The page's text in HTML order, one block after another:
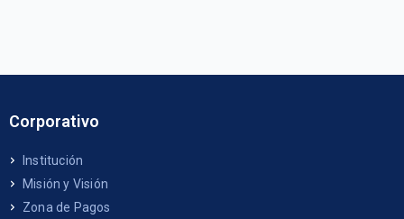
Corporativo
Institución
Misión y Visión
Zona de Pagos